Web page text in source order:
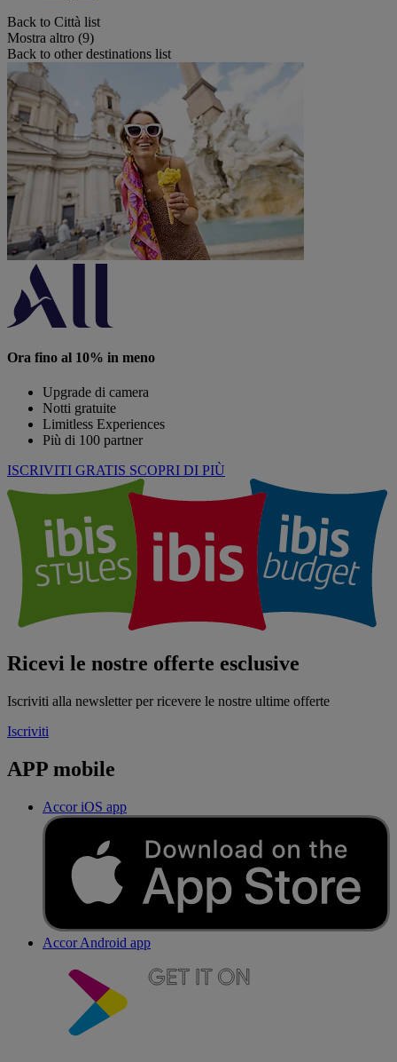
Back to Città list
Mostra altro (9)
Back to other destinations list
Ora fino al 10% in meno
Upgrade di camera
Notti gratuite
Limitless Experiences
Più di 100 partner
ISCRIVITI GRATIS SCOPRI DI PIÙ
Ricevi le nostre offerte esclusive
Iscriviti alla newsletter per ricevere le nostre ultime offerte
Iscriviti
APP mobile
Accor iOS app
Accor Android app